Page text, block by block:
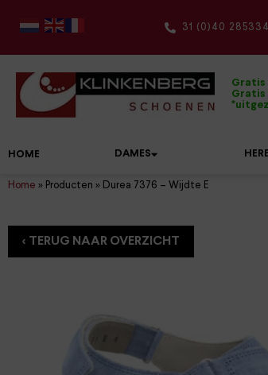
31 (0)40
Gratis
Gratis
HOME DAMES
Pumps
Verbandschoenen (externe website)
Dolomite
FinnComfort
Lowa
Home » Producten » Durea 7376 – Wijdte E